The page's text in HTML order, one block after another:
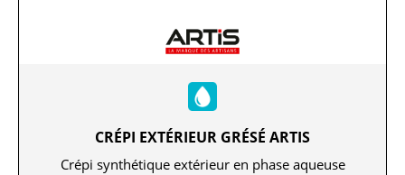
CRÉPI EXTÉRIEUR GRÉSÉ ARTIS
Crépi synthétique extérieur en phase aqueuse